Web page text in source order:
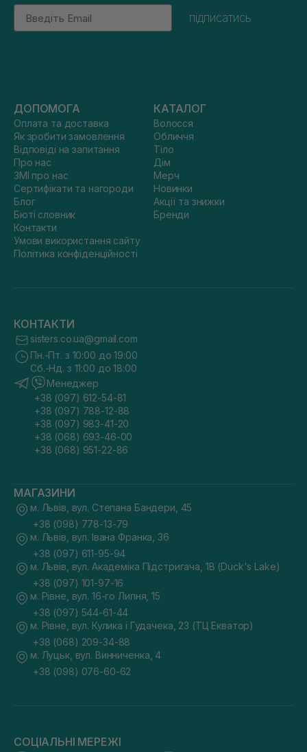
Email
підписатись
ДОПОМОГА
Оплата та доставка
Як зробити замовлення
Відповіді на запитання
Про нас
ЗМІ про нас
Сертифікати та нагороди
Блог
Бюті словник
Контакти
Умови використання сайту
Політика конфіденційності
КАТАЛОГ
Волосся
Обличчя
Тіло
Дім
Мерч
Новинки
Акції та знижки
Бренди
КОНТАКТИ
sisters.co.ua@gmail.com
Пн.-Пт. з 10:00 до 19:00
Сб.-Нд. з 11:00 до 18:00
Менеджер
+38 (097) 612-54-81
+38 (097) 788-12-88
+38 (097) 983-41-20
+38 (068) 693-46-00
+38 (068) 951-22-86
МАГАЗИНИ
м. Львів, вул. Степана Бандери, 45
+38 (098) 778-13-79
м. Львів, вул. Івана Франка, 36
+38 (097) 611-95-94
м. Львів, вул. Академіка Підстригача, 1В (Duck's Lake)
+38 (097) 101-97-16
м. Рівне, вул. 16-го Липня, 15
+38 (097) 544-61-44
м. Рівне, вул. Кулика і Гудачека, 23 (ТЦ Екватор)
+38 (068) 209-34-88
м. Луцьк, вул. Винниченка, 4
+38 (098) 076-60-62
СОЦІАЛЬНІ МЕРЕЖІ